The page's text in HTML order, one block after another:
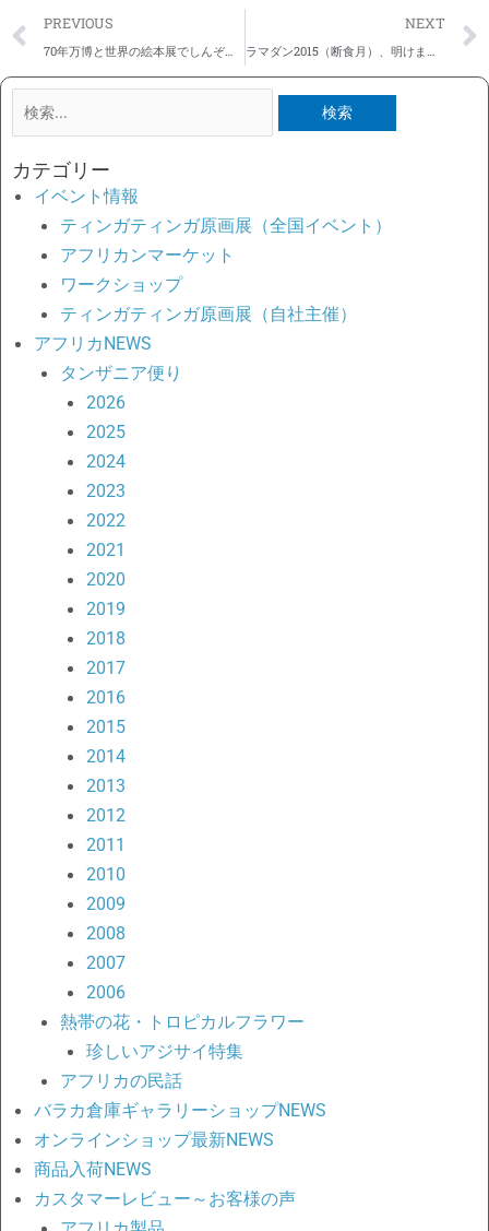
Prev
PREVIOUS NEXT
検
対
象:
カテゴリー
イベント情報
ティンガティンガ原画展（全国イベント）
アフリカンマーケット
ワークショップ
ティンガティンガ原画展（自社主催）
アフリカNEWS
タンザニア便り
2026
2025
2024
2023
2022
2021
2020
2019
2018
2017
2016
2015
2014
2013
2012
2011
2010
2009
2008
2007
2006
熱帯の花・トロピカルフラワー
珍しいアジサイ特集
アフリカの民話
バラカ倉庫ギャラリーショップNEWS
オンラインショップ最新NEWS
商品入荷NEWS
カスタマーレビュー～お客様の声